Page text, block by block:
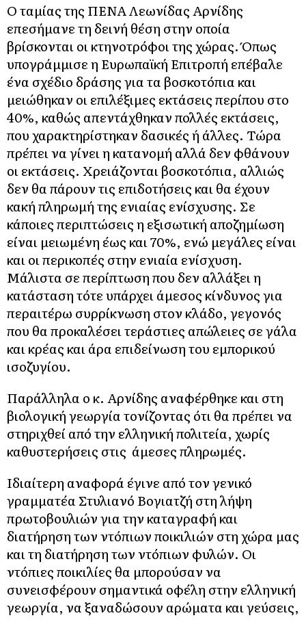
Ο ταμίας της ΠΕΝΑ Λεωνίδας Αρνίδης
επεσήμανε τη δεινή θέση στην οποία
βρίσκονται οι κτηνοτρόφοι της χώρας. Όπως
υπογράμμισε η Ευρωπαϊκή Επιτροπή επέβαλε
ένα σχέδιο δράσης για τα βοσκοτόπια και
μειώθηκαν οι επιλέξιμες εκτάσεις περίπου στο
40%, καθώς απεντάχθηκαν πολλές εκτάσεις,
που χαρακτηρίστηκαν δασικές ή άλλες. Τώρα
πρέπει να γίνει η κατανομή αλλά δεν φθάνουν
οι εκτάσεις. Χρειάζονται βοσκοτόπια, αλλιώς
δεν θα πάρουν τις επιδοτήσεις και θα έχουν
κακή πληρωμή της ενιαίας ενίσχυσης. Σε
κάποιες περιπτώσεις η εξισωτική αποζημίωση
είναι μειωμένη έως και 70%, ενώ μεγάλες είναι
και οι περικοπές στην ενιαία ενίσχυση.
Μάλιστα σε περίπτωση που δεν αλλάξει η
κατάσταση τότε υπάρχει άμεσος κίνδυνος για
περαιτέρω συρρίκνωση στον κλάδο, γεγονός
που θα προκαλέσει τεράστιες απώλειες σε γάλα
και κρέας και άρα επιδείνωση του εμπορικού
ισοζυγίου.
Παράλληλα ο κ. Αρνίδης αναφέρθηκε και στη
βιολογική γεωργία τονίζοντας ότι θα πρέπει να
στηριχθεί από την ελληνική πολιτεία, χωρίς
καθυστερήσεις στις άμεσες πληρωμές.
Ιδιαίτερη αναφορά έγινε από τον γενικό
γραμματέα Στυλιανό Βογιατζή στη λήψη
πρωτοβουλιών για την καταγραφή και
διατήρηση των ντόπιων ποικιλιών στη χώρα μας
και τη διατήρηση των ντόπιων φυλών. Οι
ντόπιες ποικιλίες θα μπορούσαν να
συνεισφέρουν σημαντικά οφέλη στην ελληνική
γεωργία, να ξαναδώσουν αρώματα και γεύσεις,